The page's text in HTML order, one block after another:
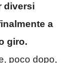
diversi
a
giro.
poco dopo,